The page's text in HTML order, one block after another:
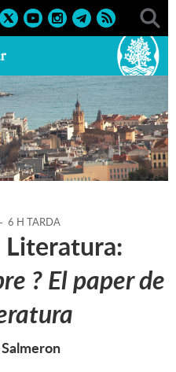
> Agenda > 14-02-2023
- 6 H TARDA
Literatura:
? El paper de